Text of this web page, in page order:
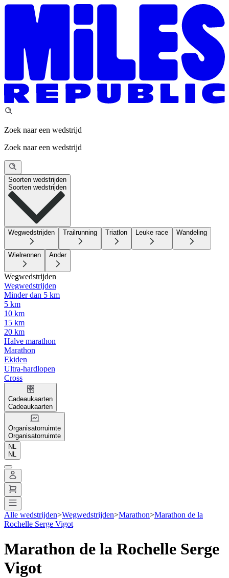
Zoek naar een wedstrijd
Zoek naar een wedstrijd
Soorten wedstrijden
Soorten wedstrijden
Wegwedstrijden Trailrunning Triatlon Leuke race Wandeling
Wielrennen Ander
Wegwedstrijden
Wegwedstrijden
Minder dan 5 km
5 km
10 km
15 km
20 km
Halve marathon
Marathon
Ekiden
Ultra-hardlopen
Cross
Cadeaukaarten
Cadeaukaarten
Organisatorruimte
Organisatorruimte
NL
NL
Alle wedstrijden>Wegwedstrijden>Marathon>Marathon de la
Rochelle Serge Vigot
Marathon de la Rochelle Serge
Vigot